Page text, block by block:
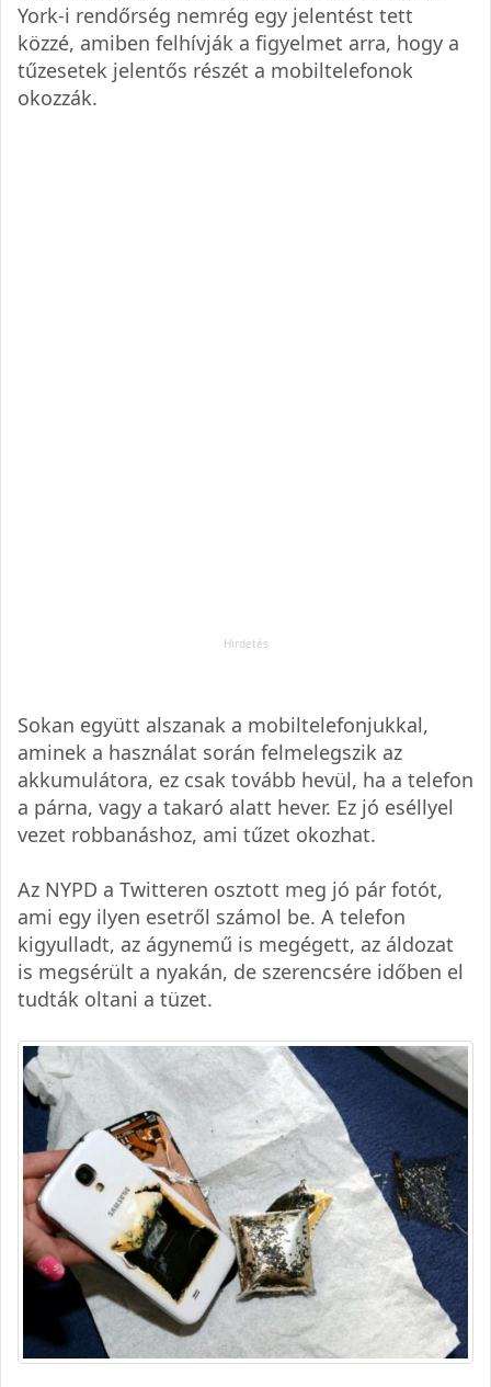
York-i rendőrség nemrég egy jelentést tett
közzé, amiben felhívják a figyelmet arra, hogy a
tűzesetek jelentős részét a mobiltelefonok
okozzák.
Sokan együtt alszanak a mobiltelefonjukkal,
aminek a használat során felmelegszik az
akkumulátora, ez csak tovább hevül, ha a telefon
a párna, vagy a takaró alatt hever. Ez jó eséllyel
vezet robbanáshoz, ami tűzet okozhat.
Az NYPD a Twitteren osztott meg jó pár fotót,
ami egy ilyen esetről számol be. A telefon
kigyulladt, az ágynemű is megégett, az áldozat
is megsérült a nyakán, de szerencsére időben el
tudták oltani a tüzet.